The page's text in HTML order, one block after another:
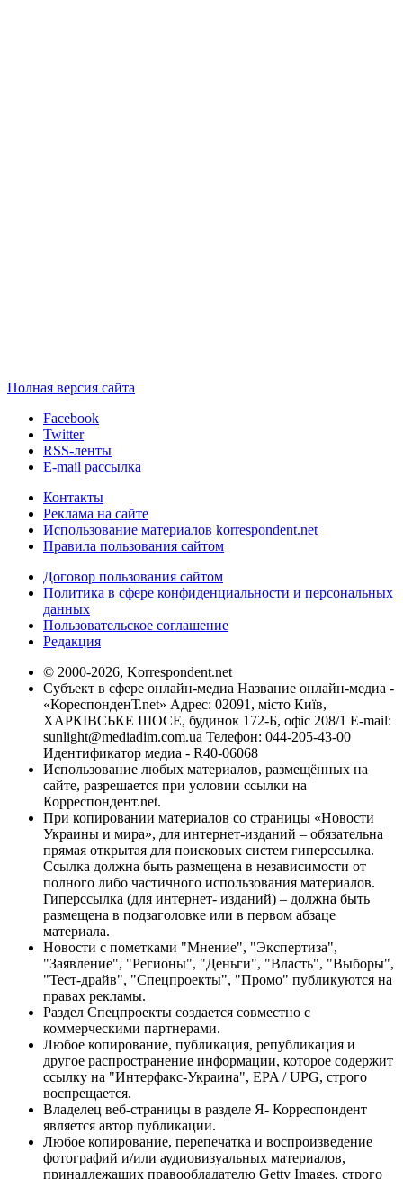
Полная версия сайта
Facebook
Twitter
RSS-ленты
E-mail рассылка
Контакты
Реклама на сайте
Использование материалов korrespondent.net
Правила пользования сайтом
Договор пользования сайтом
Политика в сфере конфиденциальности и персональных
данных
Пользовательское соглашение
Редакция
© 2000-2026, Korrespondent.net
Субъект в сфере онлайн-медиа Название онлайн-медиа -
«КореспонденТ.net» Адрес: 02091, місто Київ,
ХАРКІВСЬКЕ ШОСЕ, будинок 172-Б, офіс 208/1 E-mail:
sunlight@mediadim.com.ua Телефон: 044-205-43-00
Идентификатор медиа - R40-06068
Использование любых материалов, размещённых на
сайте, разрешается при условии ссылки на
Корреспондент.net.
При копировании материалов со страницы «Новости
Украины и мира», для интернет-изданий – обязательна
прямая открытая для поисковых систем гиперссылка.
Ссылка должна быть размещена в независимости от
полного либо частичного использования материалов.
Гиперссылка (для интернет- изданий) – должна быть
размещена в подзаголовке или в первом абзаце
материала.
Новости с пометками "Мнение", "Экспертиза",
"Заявление", "Регионы", "Деньги", "Власть", "Выборы",
"Тест-драйв", "Спецпроекты", "Промо" публикуются на
правах рекламы.
Раздел Спецпроекты создается совместно с
коммерческими партнерами.
Любое копирование, публикация, републикация и
другое распространение информации, которое содержит
ссылку на "Интерфакс-Украина", EPA / UPG, строго
воспрещается.
Владелец веб-страницы в разделе Я- Корреспондент
является автор публикации.
Любое копирование, перепечатка и воспроизведение
фотографий и/или аудиовизуальных материалов,
принадлежащих правообладателю Getty Images, строго